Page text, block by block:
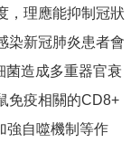
，理應能抑制冠狀
染新冠肺炎患者會
菌造成多重器官衰
免疫相關的CD8+
強自噬機制等作